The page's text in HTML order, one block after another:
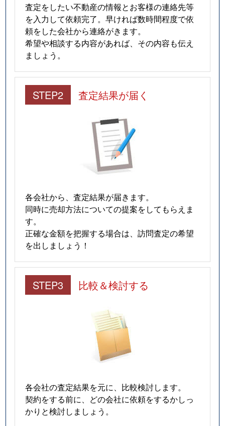
査定をしたい不動産の情報とお客様の連絡先等
を入力して依頼完了。早ければ数時間程度で依
頼をした会社から連絡がきます。
希望や相談する内容があれば、その内容も伝え
ましょう。
STEP2 査定結果が届く
各会社から、査定結果が届きます。
同時に売却方法についての提案をしてもらえま
す。
正確な金額を把握する場合は、訪問査定の希望
を出しましょう！
STEP3 比較＆検討する
各会社の査定結果を元に、比較検討します。
契約をする前に、どの会社に依頼をするかしっ
かりと検討しましょう。